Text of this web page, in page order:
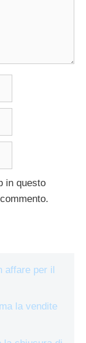
in questo
affare per il
la vendite